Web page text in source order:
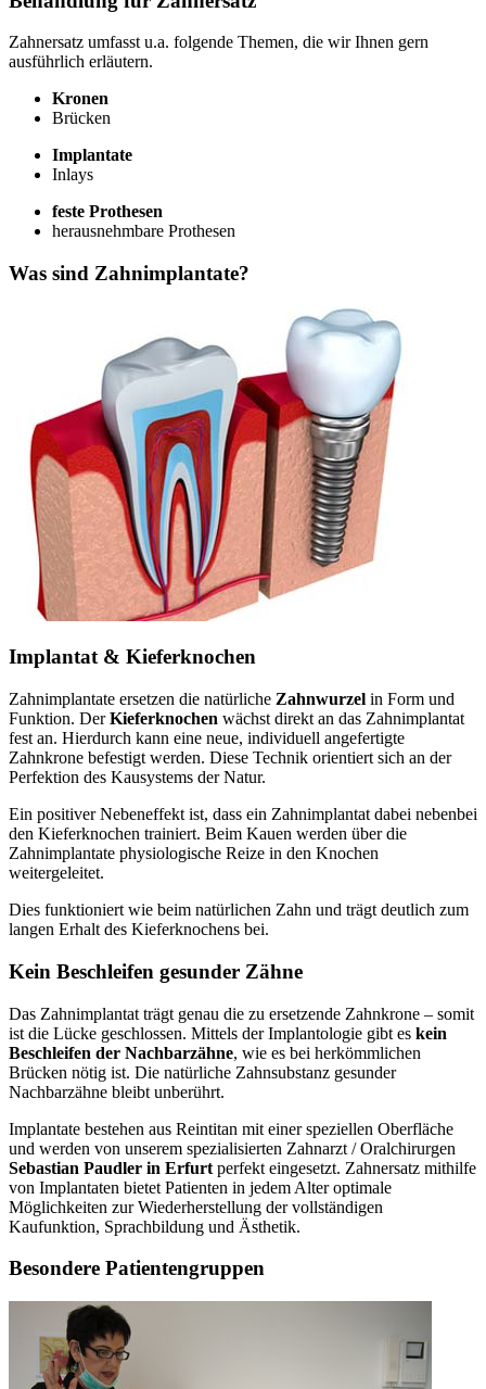
Zahnersatz umfasst u.a. folgende Themen, die wir Ihnen gern
ausführlich erläutern.
Kronen
Brücken
Implantate
Inlays
feste Prothesen
herausnehmbare Prothesen
Was sind Zahnimplantate?
Implantat & Kieferknochen
Zahnimplantate ersetzen die natürliche Zahnwurzel in Form und
Funktion. DerKieferknochen wächst direkt an das Zahnimplantat
fest an. Hierdurch kann eine neue, individuell angefertigte
Zahnkrone befestigt werden. Diese Technik orientiert sich an der
Perfektion des Kausystems der Natur.
Ein positiver Nebeneffekt ist, dass ein Zahnimplantat dabei nebenbei
den Kieferknochen trainiert. Beim Kauen werden über die
Zahnimplantate physiologische Reize in den Knochen
weitergeleitet.
Dies funktioniert wie beim natürlichen Zahn und trägt deutlich zum
langen Erhalt des Kieferknochens bei.
Kein Beschleifen gesunder Zähne
Das Zahnimplantat trägt genau die zu ersetzende Zahnkrone – somit
ist die Lücke geschlossen. Mittels der Implantologie gibt es kein
Beschleifen der Nachbarzähne, wie es bei herkömmlichen
Brücken nötig ist. Die natürliche Zahnsubstanz gesunder
Nachbarzähne bleibt unberührt.
Implantate bestehen aus Reintitan mit einer speziellen Oberfläche
und werden von unserem spezialisierten Zahnarzt / Oralchirurgen
Sebastian Paudler in Erfurt perfekt eingesetzt. Zahnersatz mithilfe
von Implantaten bietet Patienten in jedem Alter optimale
Möglichkeiten zur Wiederherstellung der vollständigen
Kaufunktion, Sprachbildung und Ästhetik.
Besondere Patientengruppen